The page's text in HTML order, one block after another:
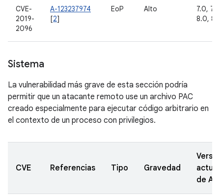
CVE-
2019-
2096
A-123237974
[2]
EoP Alto
7.0,
8.0,
Sistema
La vulnerabilidad más grave de esta sección podría
permitir que un atacante remoto use un archivo PAC
creado especialmente para ejecutar código arbitrario en
el contexto de un proceso con privilegios.
CVE Referencias Tipo Gravedad
de